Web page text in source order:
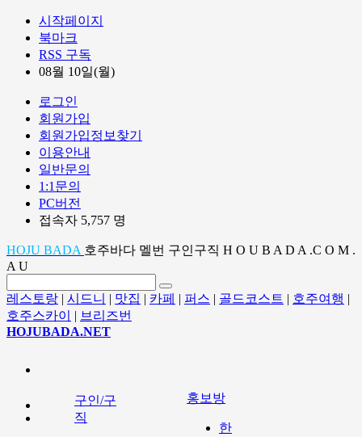
시작페이지
북마크
RSS 구독
08월 10일(월)
로그인
회원가입
회원가입정보찾기
이용안내
일반문의
1:1문의
PC버전
접속자 5,757 명
HOJU BADA 호주바다 멜번 구인구직 H O U B A D A .C O M .
A U
레스토랑 | 시드니 | 맛집 | 카페 | 퍼스 | 골드코스트 | 호주여행 |
호주스카이
| 브리즈번
HOJUBADA.NET
구인/구
직
홍보방
한